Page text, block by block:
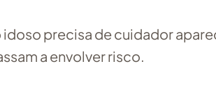
idoso precisa de cuidador
a envolver risco.